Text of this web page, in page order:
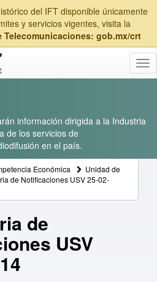
del IFT disponible únicamente
y servicios vigentes, visita la
Telecomunicaciones: gob.mx/crt
información dirigida a la Industria
de los servicios de
en el país.
Económica
Unidad de
de Notificaciones USV 25-02-
de
USV